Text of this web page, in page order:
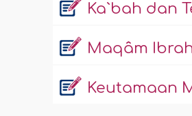
Ka`bah dan
Maqâm
Keutamaan